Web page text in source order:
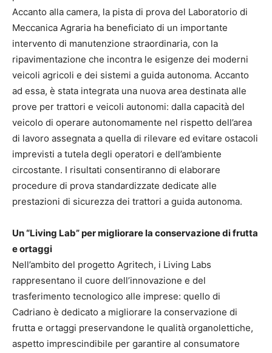
Accanto alla camera, la pista di prova del Laboratorio di
Meccanica Agraria ha beneficiato di un importante
intervento di manutenzione straordinaria, con la
ripavimentazione che incontra le esigenze dei moderni
veicoli agricoli e dei sistemi a guida autonoma. Accanto
ad essa, è stata integrata una nuova area destinata alle
prove per trattori e veicoli autonomi: dalla capacità del
veicolo di operare autonomamente nel rispetto dell’area
di lavoro assegnata a quella di rilevare ed evitare ostacoli
imprevisti a tutela degli operatori e dell’ambiente
circostante. I risultati consentiranno di elaborare
procedure di prova standardizzate dedicate alle
prestazioni di sicurezza dei trattori a guida autonoma.
Un “Living Lab” per migliorare la conservazione di frutta
e ortaggi
Nell’ambito del progetto Agritech, i Living Labs
rappresentano il cuore dell’innovazione e del
trasferimento tecnologico alle imprese: quello di
Cadriano è dedicato a migliorare la conservazione di
frutta e ortaggi preservandone le qualità organolettiche,
aspetto imprescindibile per garantire al consumatore